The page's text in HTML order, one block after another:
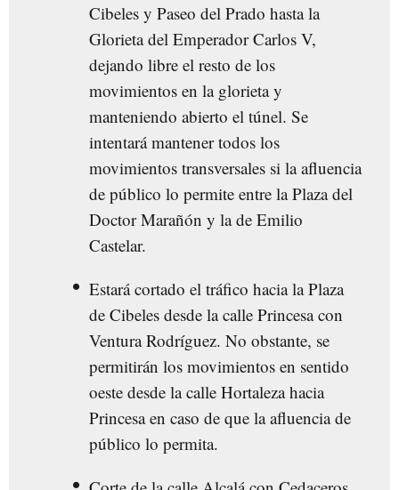
Cibeles y Paseo del Prado hasta la
Glorieta del Emperador Carlos V,
dejando libre el resto de los
movimientos en la glorieta y
manteniendo abierto el túnel. Se
intentará mantener todos los
movimientos transversales si la afluencia
de público lo permite entre la Plaza del
Doctor Marañón y la de Emilio
Castelar.
Estará cortado el tráfico hacia la Plaza
de Cibeles desde la calle Princesa con
Ventura Rodríguez. No obstante, se
permitirán los movimientos en sentido
oeste desde la calle Hortaleza hacia
Princesa en caso de que la afluencia de
público lo permita.